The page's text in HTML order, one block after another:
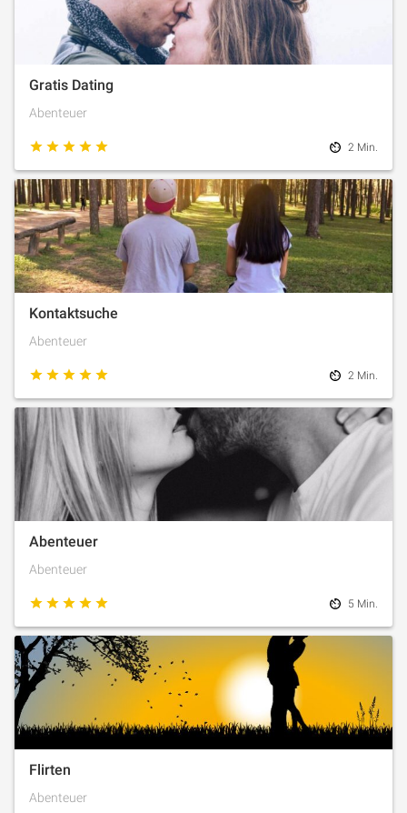
Gratis Dating
Abenteuer
2 Min.
Kontaktsuche
Abenteuer
2 Min.
Abenteuer
Abenteuer
5 Min.
Flirten
Abenteuer